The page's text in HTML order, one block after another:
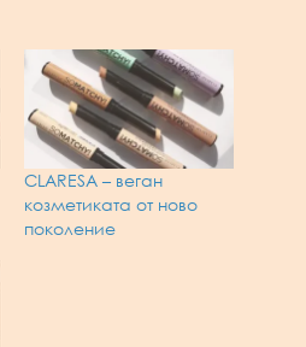
CLARESA – веган
козметиката от ново
поколение